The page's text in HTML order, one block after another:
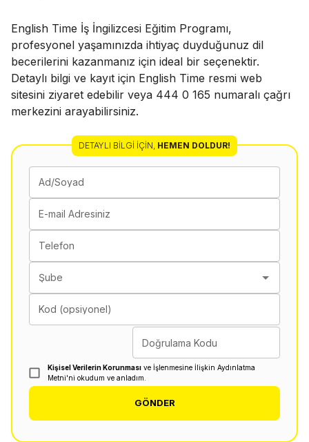
English Time İş İngilizcesi Eğitim Programı,
profesyonel yaşamınızda ihtiyaç duyduğunuz dil
becerilerini kazanmanız için ideal bir seçenektir.
Detaylı bilgi ve kayıt için English Time resmi web
sitesini ziyaret edebilir veya 444 0 165 numaralı çağrı
merkezini arayabilirsiniz.
DETAYLI BILGI İÇIN HEMEN DOLDUR!
Ad/Soyad
E-mail Adresiniz
Telefon
Şube
Kod (opsiyonel)
Doğrulama Kodu
Kişisel Verilerin Korunması ve İşlenmesine İlişkin Aydınlatma
Metni'ni okudum ve anladım.
GÖNDER